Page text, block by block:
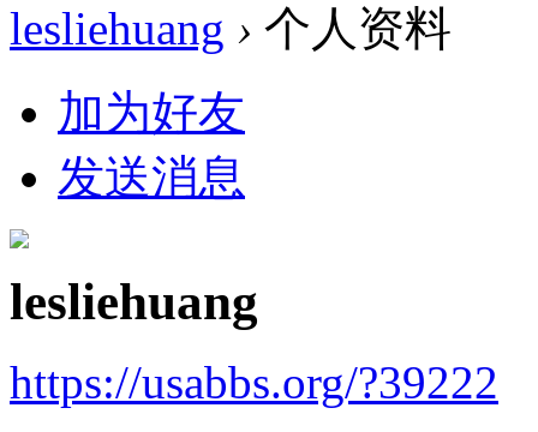
lesliehuang › 个人资料
加为好友
发送消息
lesliehuang
https://usabbs.org/?39222